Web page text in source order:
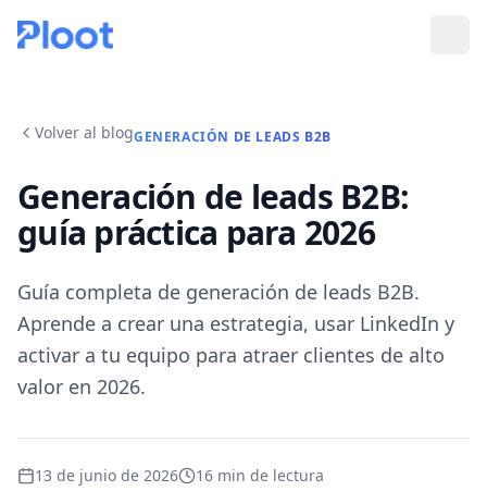
Volver al blogGENERACIÓN DE LEADS B2B
Generación de leads B2B:
guía práctica para 2026
Guía completa de generación de leads B2B.
Aprende a crear una estrategia, usar LinkedIn y
activar a tu equipo para atraer clientes de alto
valor en 2026.
13 de junio de 2026 16 min de lectura